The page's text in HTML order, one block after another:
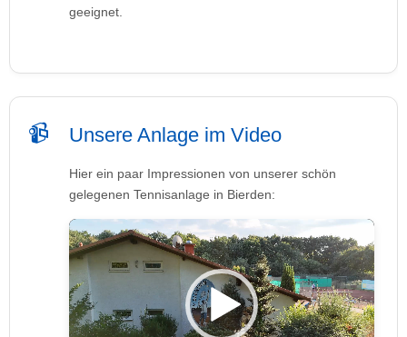
geeignet.
Unsere Anlage im Video
Hier ein paar Impressionen von unserer schön
gelegenen Tennisanlage in Bierden:
Video-
Player